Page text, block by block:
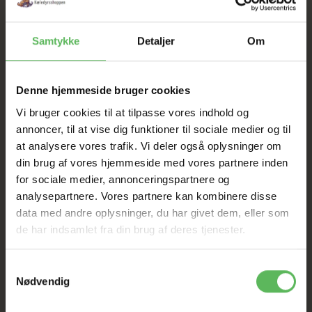
Samtykke Detaljer Om
Denne hjemmeside bruger cookies
Vi bruger cookies til at tilpasse vores indhold og
annoncer, til at vise dig funktioner til sociale medier og til
at analysere vores trafik. Vi deler også oplysninger om
din brug af vores hjemmeside med vores partnere inden
for sociale medier, annonceringspartnere og
analysepartnere. Vores partnere kan kombinere disse
data med andre oplysninger, du har givet dem, eller som
de har indsamlet fra din brug af deres tjenester.
Nødvendig
SAT NED
I FYSISK BUTIKKERE
ANDRE KØBTE OGSÅ
-12%